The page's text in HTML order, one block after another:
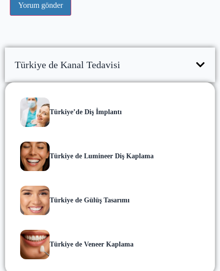
Türkiye de Kanal Tedavisi
Türkiye’de Diş İmplantı
Türkiye de Lumineer Diş Kaplama
Türkiye de Gülüş Tasarımı
Türkiye de Veneer Kaplama